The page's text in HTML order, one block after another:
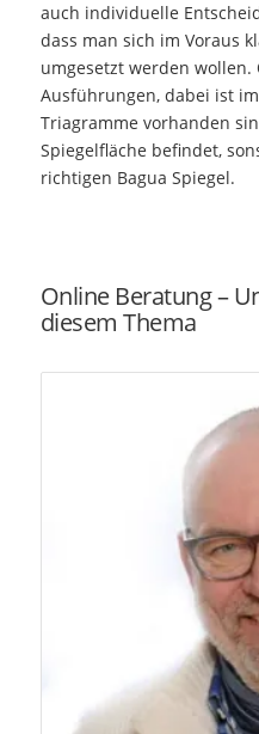
auch individuelle
dass man sich im Voraus
umgesetzt werden
Ausführungen, dabei ist
Triagramme vorhanden
Spiegelfläche befindet,
richtigen Bagua Spiegel.
Online Beratung –
diesem Thema